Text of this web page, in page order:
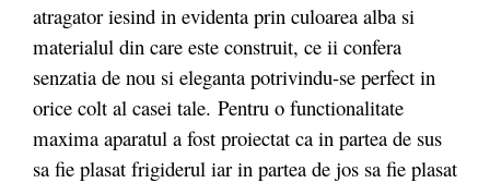
atragator iesind in evidenta prin culoarea alba si
materialul din care este construit, ce ii confera
senzatia de nou si eleganta potrivindu-se perfect in
orice colt al casei tale. Pentru o functionalitate
maxima aparatul a fost proiectat ca in partea de sus
sa fie plasat frigiderul iar in partea de jos sa fie plasat